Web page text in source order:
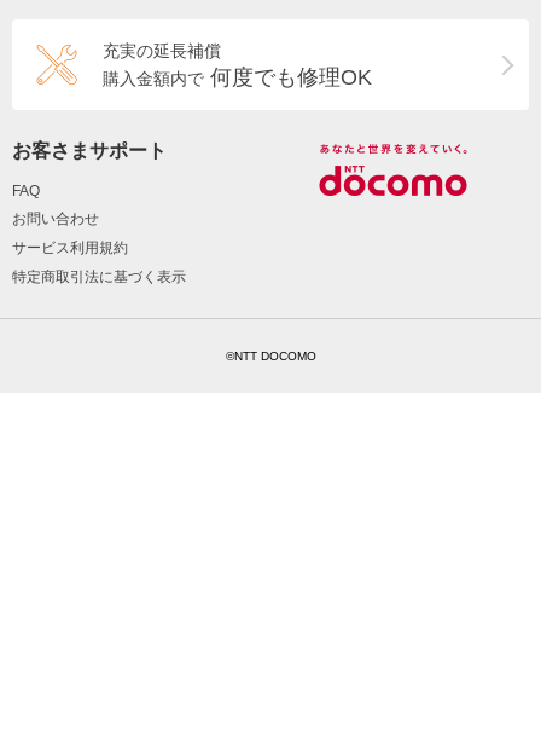
充実の延長補償
購入金額内で 何度でも修理OK
お客さまサポート
FAQ
お問い合わせ
サービス利用規約
特定商取引法に基づく表示
©NTT DOCOMO